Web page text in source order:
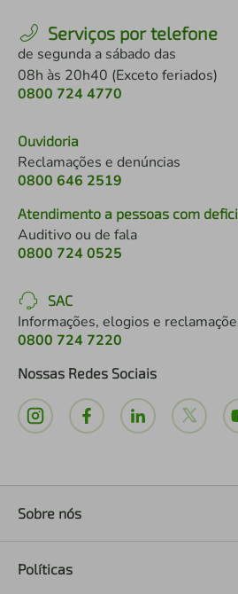
Serviços por telefone
de segunda a sábado das
08h às 20h40 (Exceto feriados)
0800 724 4770
Ouvidoria
Reclamações e denúncias
0800 646 2519
Atendimento a pessoas com
Auditivo ou de fala
0800 724 0525
SAC
Informações, elogios e
0800 724 7220
Nossas Redes Sociais
Sobre nós
Políticas